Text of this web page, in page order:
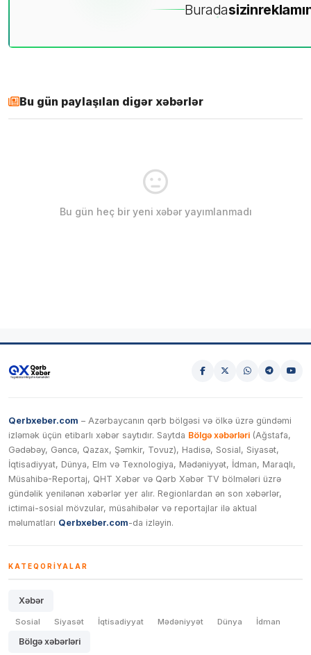
Buradasizin
Bu gün paylaşılan digər xəbərlər
Bu gün heç bir yeni xəbər yayımlanmadı
Qerbxeber.com – Azərbaycanın qərb bölgəsi və ölkə üzrə gündəmi
izləmək üçün etibarlı xəbər saytıdır. Saytda Bölgə xəbərləri (Ağstafa,
Gədəbəy, Gəncə, Qazax, Şəmkir, Tovuz), Hadisə, Sosial, Siyasət,
İqtisadiyyat, Dünya, Elm və Texnologiya, Mədəniyyət, İdman, Maraqlı,
Müsahibə-Reportaj, QHT Xəbər və Qərb Xəbər TV bölmələri üzrə
gündəlik yenilənən xəbərlər yer alır. Regionlardan ən son xəbərlər,
ictimai-sosial mövzular, müsahibələr və reportajlar ilə aktual
məlumatları Qerbxeber.com-da izləyin.
KATEQORIYALAR
Xəbər
Sosial Siyasət İqtisadiyyat Mədəniyyət Dünya İdman
Bölgə xəbərləri